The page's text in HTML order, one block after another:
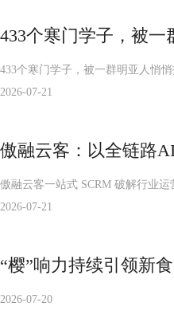
433个寒门学子，被一
433个寒门学子，被一群明亚人悄
2026-07-21
傲融云客：以全链路
傲融云客一站式 SCRM 破解行业运
2026-07-21
“樱”响力持续引领新
2026-07-20